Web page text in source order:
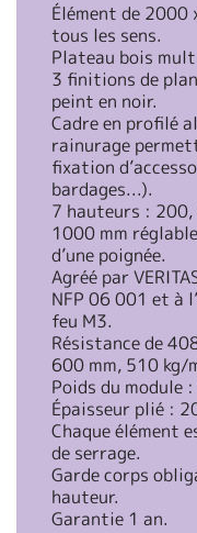
Élément de 2000
tous les sens.
Plateau bois
3 finitions de
peint en noir.
Cadre en profilé
rainurage
fixation
bardages...).
7 hauteurs :
1000 mm
d’une poignée.
Agréé par
NFP 06 001 et à
feu M3.
Résistance de
600 mm, 510 kg/
Poids du module
Épaisseur plié :
Chaque élément
de serrage.
Garde corps
hauteur.
Garantie 1 an.